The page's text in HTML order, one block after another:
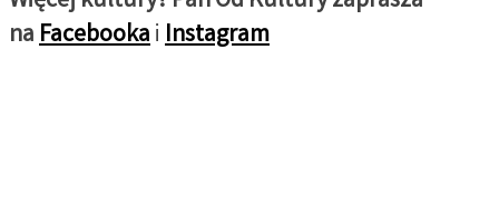
naFacebookaiInstagram